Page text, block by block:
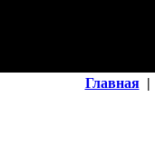
Главная |